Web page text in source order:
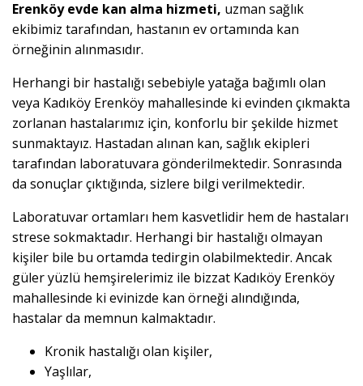
Erenköy evde kan alma hizmeti, uzman sağlık
ekibimiz tarafından, hastanın ev ortamında kan
örneğinin alınmasıdır.
Herhangi bir hastalığı sebebiyle yatağa bağımlı olan
veya Kadıköy Erenköy mahallesinde ki evinden çıkmakta
zorlanan hastalarımız için, konforlu bir şekilde hizmet
sunmaktayız. Hastadan alınan kan, sağlık ekipleri
tarafından laboratuvara gönderilmektedir. Sonrasında
da sonuçlar çıktığında, sizlere bilgi verilmektedir.
Laboratuvar ortamları hem kasvetlidir hem de hastaları
strese sokmaktadır. Herhangi bir hastalığı olmayan
kişiler bile bu ortamda tedirgin olabilmektedir. Ancak
güler yüzlü hemşirelerimiz ile bizzat Kadıköy Erenköy
mahallesinde ki evinizde kan örneği alındığında,
hastalar da memnun kalmaktadır.
Kronik hastalığı olan kişiler,
Yaşlılar,